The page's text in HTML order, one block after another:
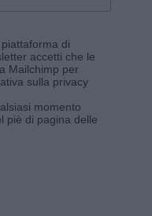
di
accetti che le
Mailchimp per
sulla privacy
momento
piè di pagina delle